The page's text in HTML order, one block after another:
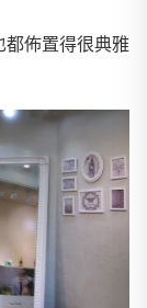
都佈置得很典雅